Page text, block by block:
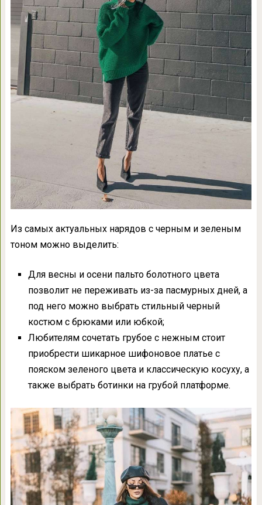
Из самых актуальных нарядов с черным и зеленым
тоном можно выделить:
Для весны и осени пальто болотного цвета
позволит не переживать из-за пасмурных дней, а
под него можно выбрать стильный черный
костюм с брюками или юбкой;
Любителям сочетать грубое с нежным стоит
приобрести шикарное шифоновое платье с
пояском зеленого цвета и классическую косуху, а
также выбрать ботинки на грубой платформе.